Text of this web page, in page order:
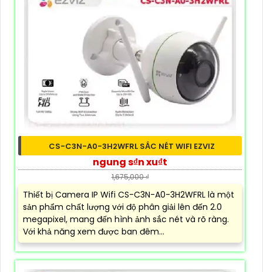
CS-C3N-A0-3H2WFRL SẮC NÉT WIFI EZVIZ
ngung s₫n xu₫t
1,675,000 ₫
Thiết bị Camera IP Wifi CS-C3N-A0-3H2WFRL là một
sản phẩm chất lượng với độ phân giải lên đến 2.0
megapixel, mang đến hình ảnh sắc nét và rõ ràng.
Với khả năng xem được ban đêm...